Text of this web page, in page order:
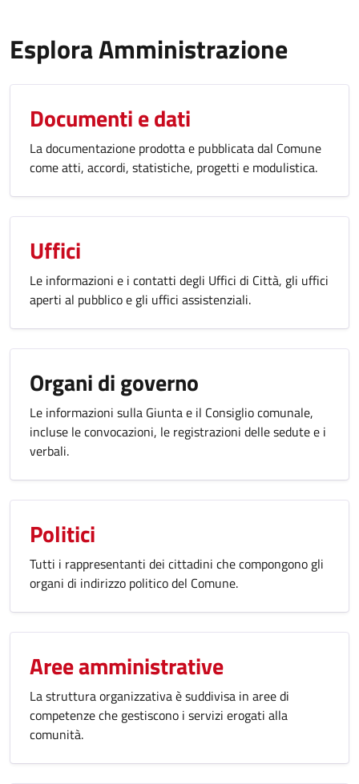
Esplora Amministrazione
Documenti e dati
La documentazione prodotta e pubblicata dal Comune
come atti, accordi, statistiche, progetti e modulistica.
Uffici
Le informazioni e i contatti degli Uffici di Città, gli uffici
aperti al pubblico e gli uffici assistenziali.
Organi di governo
Le informazioni sulla Giunta e il Consiglio comunale,
incluse le convocazioni, le registrazioni delle sedute e i
verbali.
Politici
Tutti i rappresentanti dei cittadini che compongono gli
organi di indirizzo politico del Comune.
Aree amministrative
La struttura organizzativa è suddivisa in aree di
competenze che gestiscono i servizi erogati alla
comunità.